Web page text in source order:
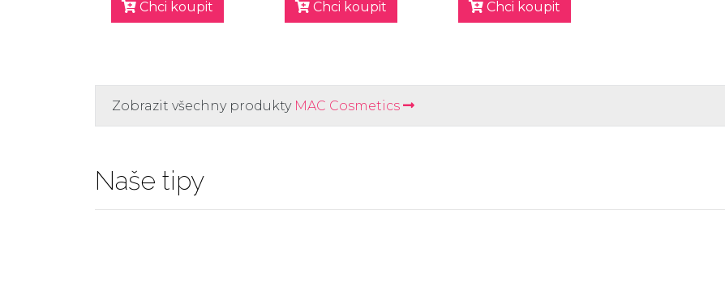
Chci koupit Chci koupit Chci koupit
Zobrazit všechny produkty MAC Cosmetics
Naše tipy